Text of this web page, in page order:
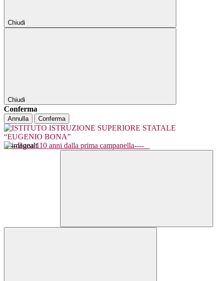
Chiudi
Chiudi
Conferma
Annulla Conferma
----Bona 110 anni dalla prima campanella----